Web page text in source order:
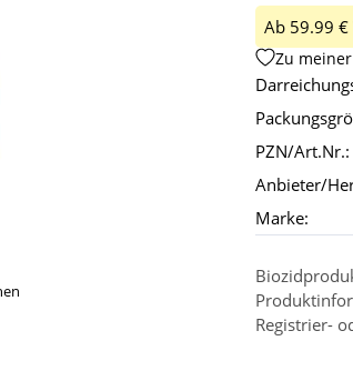
Ab 59.99
Zu
PZN/Art.Nr.:
Anbieter/
Marke:
Registrier-